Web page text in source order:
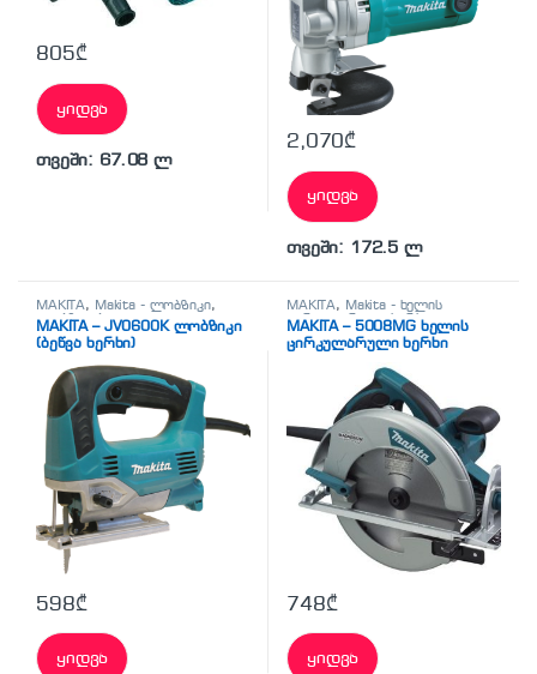
805₾
ყიდვა
თვეში: 67.08 ლ
2,070₾
ყიდვა
თვეში: 172.5 ლ
MAKITA, Makita - ლობზიკი,
ლობზიკები
MAKITA – JV0600K ლობზიკი
(ბეწვა ხერხი)
598₾
ყიდვა
MAKITA, Makita - ხელის
ცირკულარული ხერხი
სხვადასხვა
MAKITA – 5008MG ხელის
ცირკულარული ხერხი
748₾
ყიდვა